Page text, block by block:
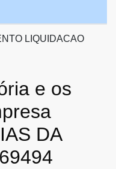
LIQUIDACAO
e os
DA